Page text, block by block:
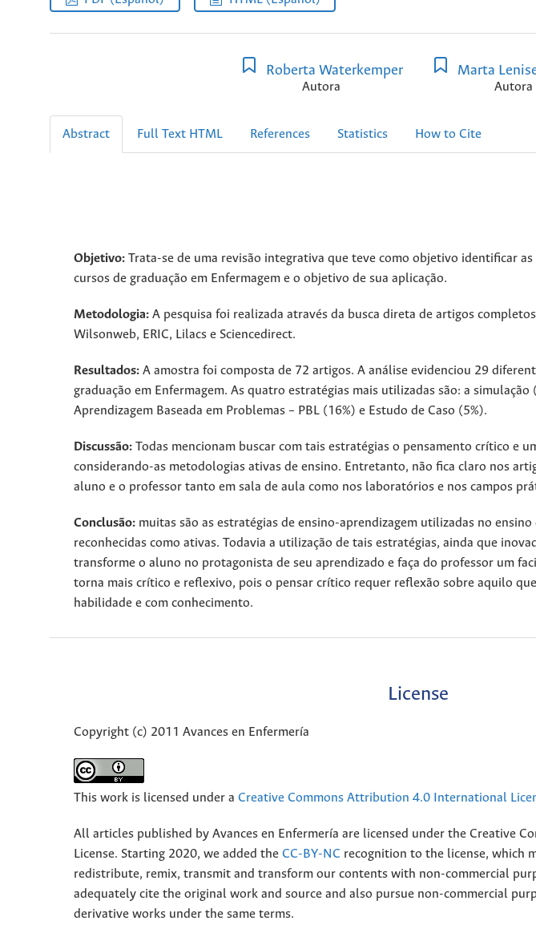
Roberta Waterkemper
Autora
Marta
Autora
Abstract Full Text HTML References Statistics How to Cite
Objetivo: Trata-se de uma revisão integrativa que teve como objetivo identificar
cursos de graduação em Enfermagem e o objetivo de sua aplicação.
Metodologia: A pesquisa foi realizada através da busca direta de artigos
Wilsonweb, ERIC, Lilacs e Sciencedirect.
Resultados: A amostra foi composta de 72 artigos. A análise evidenciou 29
graduação em Enfermagem. As quatro estratégias mais utilizadas são: a
Aprendizagem Baseada em Problemas – PBL (16%) e Estudo de Caso (5%).
Discussão: Todas mencionam buscar com tais estratégias o pensamento crítico e
considerando-as metodologias ativas de ensino. Entretanto, não fica claro nos
aluno e o professor tanto em sala de aula como nos laboratórios e nos campos
Conclusão: muitas são as estratégias de ensino-aprendizagem utilizadas no ensino
reconhecidas como ativas. Todavia a utilização de tais estratégias, ainda que
transforme o aluno no protagonista de seu aprendizado e faça do professor um
torna mais crítico e reflexivo, pois o pensar crítico requer reflexão sobre aquilo
habilidade e com conhecimento.
License
Copyright (c) 2011 Avances en Enfermería
This work is licensed under a Creative Commons Attribution 4.0 International
All articles published by Avances en Enfermería are licensed under the Creative
License. Starting 2020, we added the CC-BY-NC recognition to the license, which
redistribute, remix, transmit and transform our contents with non-commercial
adequately cite the original work and source and also pursue non-commercial
derivative works under the same terms.